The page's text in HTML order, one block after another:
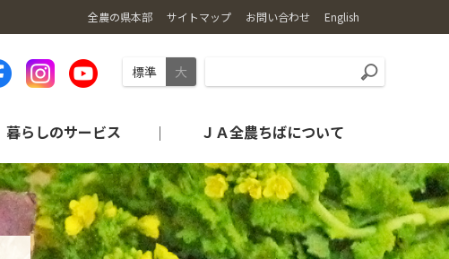
全農の県本部 サイトマップ お問い合わせ English
標準 大
暮らしのサービス ＪＡ全農ちばについて
旬・レシピの紹介
産地から探す
農業機械情報
コンプライアンス